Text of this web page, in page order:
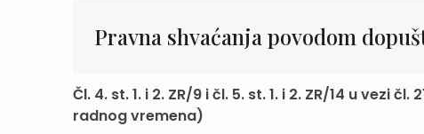
Pravna shvaćanja povodom
Čl. 4. st. 1. i 2. ZR/9 i čl. 5. st. 1. i 2. ZR/14 u vezi
radnog vremena)